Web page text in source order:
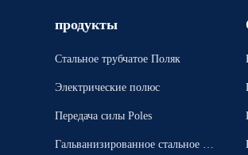
продукты
Стальное трубчатое Поляк
Электрические полюс
Передача силы Poles
Гальванизированное стальное П